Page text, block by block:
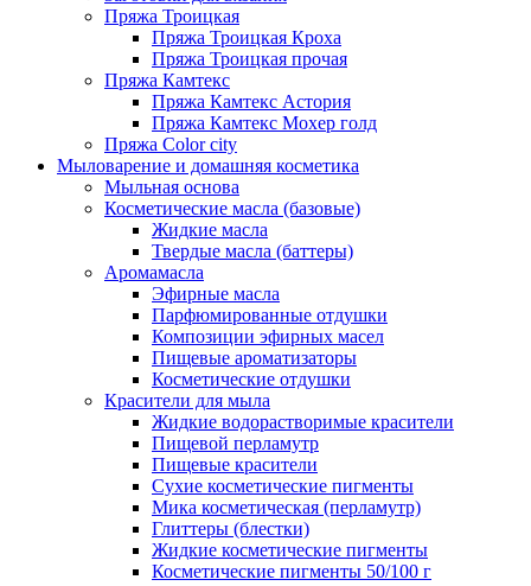
Пряжа Троицкая
Пряжа Троицкая Кроха
Пряжа Троицкая прочая
Пряжа Камтекс
Пряжа Камтекс Астория
Пряжа Камтекс Мохер голд
Пряжа Color city
Мыловарение и домашняя косметика
Мыльная основа
Косметические масла (базовые)
Жидкие масла
Твердые масла (баттеры)
Аромамасла
Эфирные масла
Парфюмированные отдушки
Композиции эфирных масел
Пищевые ароматизаторы
Косметические отдушки
Красители для мыла
Жидкие водорастворимые красители
Пищевой перламутр
Пищевые красители
Сухие косметические пигменты
Мика косметическая (перламутр)
Глиттеры (блестки)
Жидкие косметические пигменты
Косметические пигменты 50/100 г